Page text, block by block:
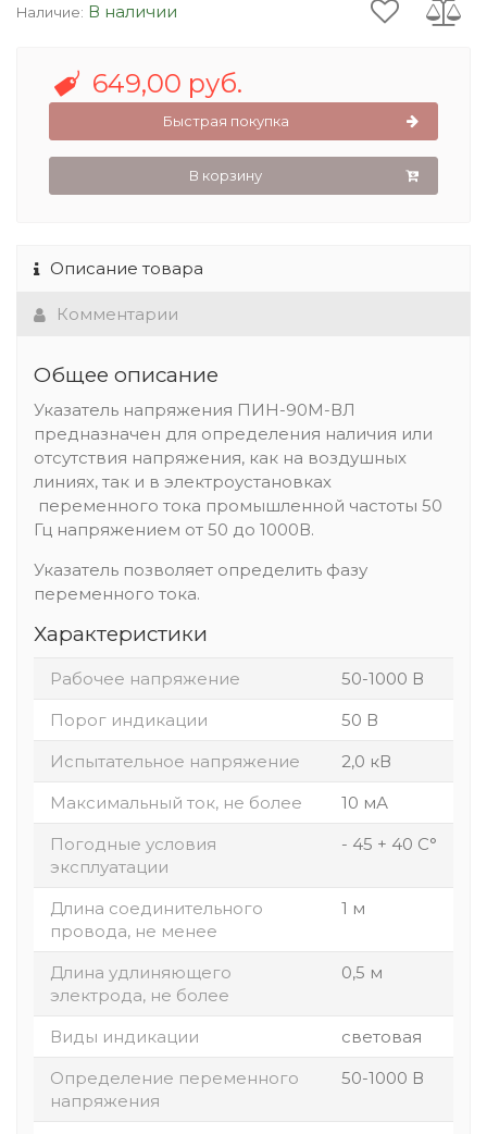
Наличие: В наличии
649,00 руб.
Быстрая покупка
В корзину
Описание товара
Комментарии
Общее описание
Указатель напряжения ПИН-90М-ВЛ
предназначен для определения наличия или
отсутствия напряжения, как на воздушных
линиях, так и в электроустановках
переменного тока промышленной частоты 50
Гц напряжением от 50 до 1000В.
Указатель позволяет определить фазу
переменного тока.
Характеристики
Рабочее напряжение
50-1000 В
Порог индикации
50 В
Испытательное напряжение
2,0 кВ
Максимальный ток, не более
10 мА
Погодные условия
эксплуатации
- 45 + 40 С°
Длина соединительного
провода, не менее
1 м
Длина удлиняющего
электрода, не более
0,5 м
Виды индикации
световая
Определение переменного
напряжения
50-1000 В